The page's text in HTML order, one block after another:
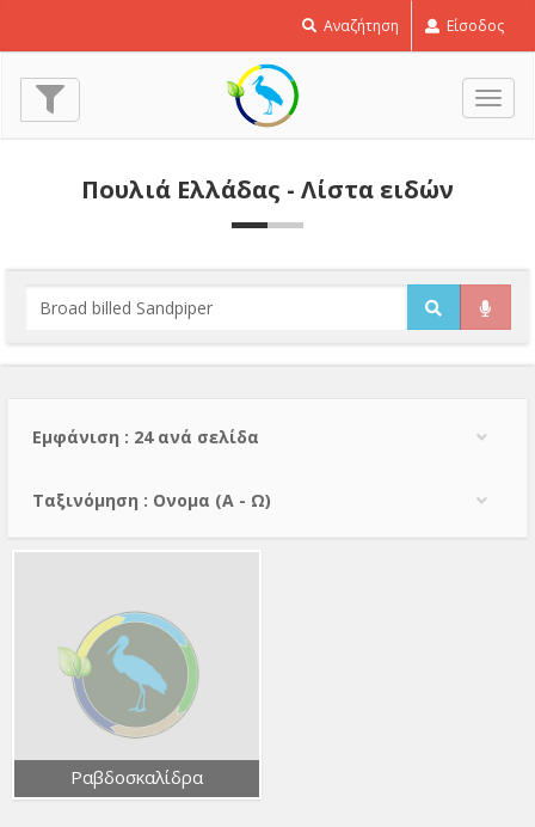
Αναζήτηση Είσοδος
Πουλιά Ελλάδας - Λίστα ειδών
Εμφάνιση : 24 ανά σελίδα
Тαξινόμηση : Ονομα (A - Ω)
Ραβδοσκαλίδρα